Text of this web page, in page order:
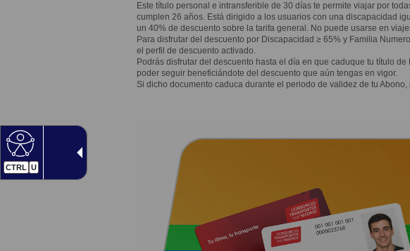
CTRL U
Este título personal e intransferible de 30 días te permite viajar por
cumplen 26 años. Está dirigido a los usuarios con una discapacidad
un 40% de descuento sobre la tarifa general. No puede usarse en
Para disfrutar del descuento por Discapacidad ≥ 65% y Familia
el perfil de descuento activado.
Podrás disfrutar del descuento hasta el día en que caduque tu título
poder seguir beneficiándote del descuento que aún tengas en vigor.
Si dicho documento caduca durante el periodo de validez de tu